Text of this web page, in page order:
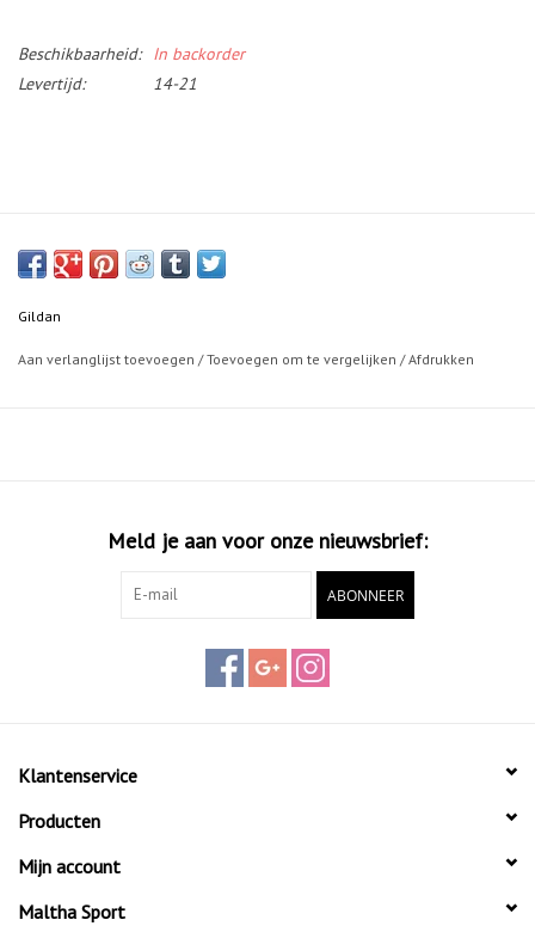
Beschikbaarheid:
In backorder
Levertijd:
14-21
Gildan
Aan verlanglijst toevoegen /Toevoegen om te vergelijken /Afdrukken
Meld je aan voor onze nieuwsbrief:
ABONNEER
Klantenservice
Producten
Mijn account
Maltha Sport